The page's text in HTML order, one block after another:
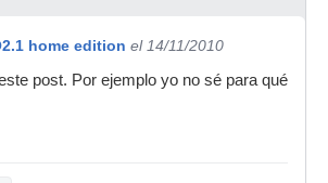
home edition el 14/11/2010
post. Por ejemplo yo no sé para qué